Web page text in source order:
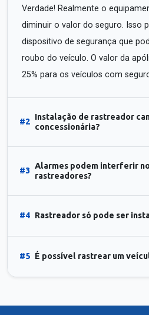
Verdade! Realmente o
diminuir o valor do seguro. Isso
dispositivo de segurança que
roubo do veículo. O valor da
25% para os veículos com
#2
Instalação de rastreador
concessionária?
#3
Alarmes podem interferir
rastreadores?
#4 Rastreador só pode ser
#5 É possível rastrear um